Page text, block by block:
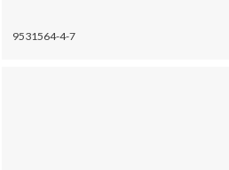
9531564-4-7